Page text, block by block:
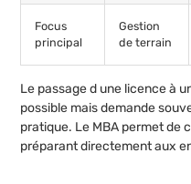
Focus
principal
Gestion
de terrain
Le passage d une licence à
possible mais demande
pratique. Le MBA permet
préparant directement aux